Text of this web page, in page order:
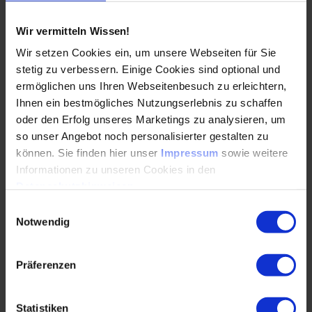
Wir vermitteln Wissen!
Wir setzen Cookies ein, um unsere Webseiten für Sie
stetig zu verbessern. Einige Cookies sind optional und
ermöglichen uns Ihren Webseitenbesuch zu erleichtern,
Ihnen ein bestmögliches Nutzungserlebnis zu schaffen
oder den Erfolg unseres Marketings zu analysieren, um
so unser Angebot noch personalisierter gestalten zu
können. Sie finden hier unser Impressum sowie weitere
Informationen zu unseren Cookies in den
Notwendig
Präferenzen
Statistiken
Formate für Krisenübungen
Einbindung von Mitarbeitenden und
Führungskräfte
++ Übung: Planspiel-Szenario
Analyse und Priorisierung, Arbeiten im
Krisenstab, Eskalation (Medienanfrage, Politik),
Kommunikation im Störfall, Reflexion
Herunterladen